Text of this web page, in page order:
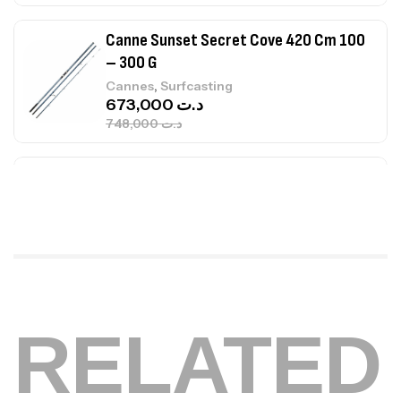
Canne Jigging Sunset Massive Attack
1.83m 120/250gr 30kg
Cannes, Jigging
د.ت379,000
د.ت340,000
Accastillage bateau,Accessoires bateaux
د.ت
RELATED